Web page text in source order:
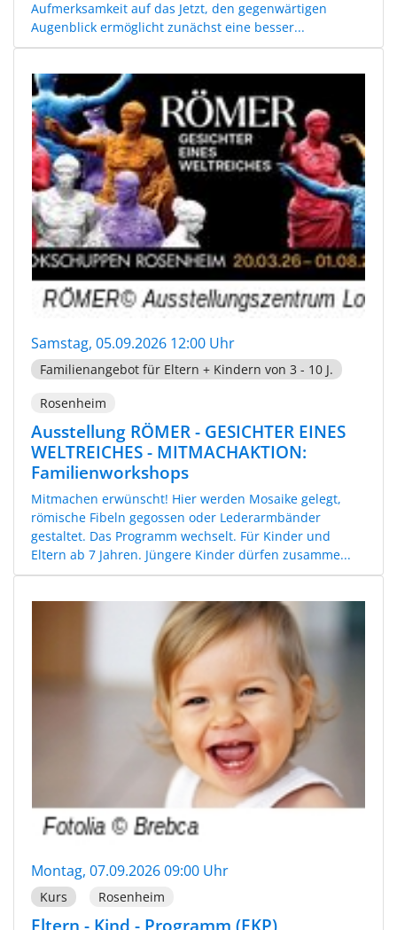
Aufmerksamkeit auf das Jetzt, den gegenwärtigen
Augenblick ermöglicht zunächst eine besser...
Samstag, 05.09.2026 12:00 Uhr
Familienangebot für Eltern + Kindern von 3 - 10 J.
Rosenheim
Ausstellung RÖMER - GESICHTER EINES
WELTREICHES - MITMACHAKTION:
Familienworkshops
Mitmachen erwünscht! Hier werden Mosaike gelegt,
römische Fibeln gegossen oder Lederarmbänder
gestaltet. Das Programm wechselt. Für Kinder und
Eltern ab 7 Jahren. Jüngere Kinder dürfen zusamme...
Montag, 07.09.2026 09:00 Uhr
Kurs Rosenheim
Eltern - Kind - Programm (EKP)